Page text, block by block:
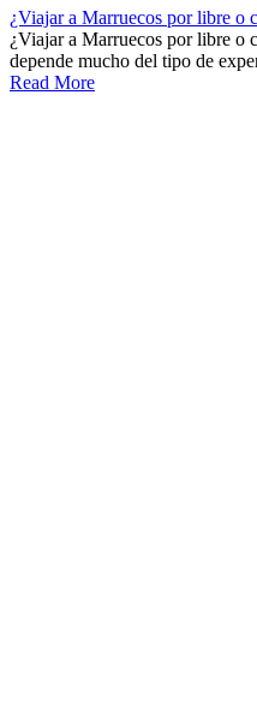
¿Viajar a Marruecos por libre o
¿Viajar a Marruecos por libre o
depende mucho del tipo de
Read More